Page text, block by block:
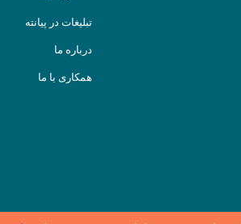
تبلیغات در پیانته
درباره ما
همکاری با ما